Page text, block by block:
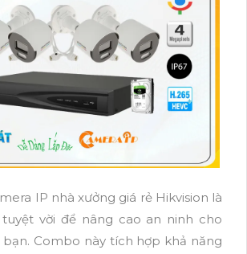
IP nhà xưởng giá rẻ Hikvision là
vời để nâng cao an ninh cho
bạn. Combo này tích hợp khả năng